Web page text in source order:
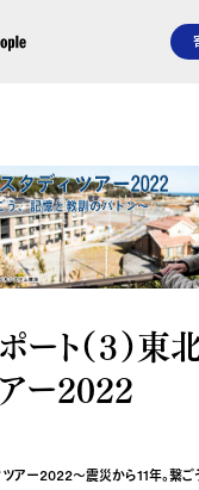
ト（３）東
アー2022
アー2022～震災から11年。繋ご